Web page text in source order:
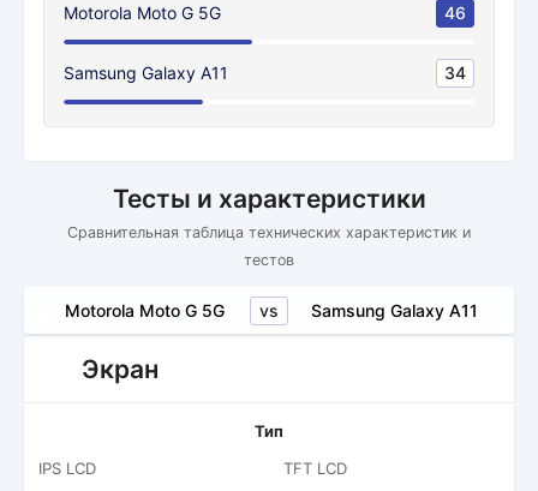
Motorola Moto G 5G 46
Samsung Galaxy A11 34
Тесты и характеристики
Сравнительная таблица технических характеристик и
тестов
Motorola Moto G 5G vs Samsung Galaxy A11
Экран
Тип
IPS LCD
TFT LCD